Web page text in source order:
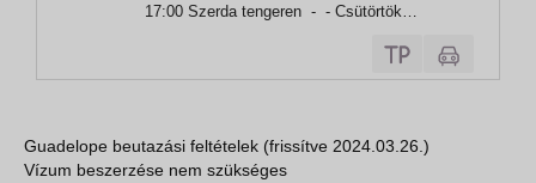
17:00 Szerda tengeren - - Csütörtök
Pitre 07:00 16:00...
Guadelope beutazási feltételek (frissítve 2024.03.26.)
Vízum beszerzése nem szükséges